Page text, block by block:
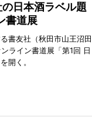
日本酒ラベル題
書道展
書友社（秋田市山王沼田
ライン書道展「第1回 日
開く。